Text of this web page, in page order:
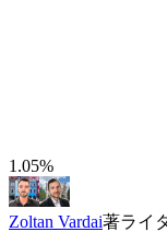
1.05%
Zoltan Vardai著ライ